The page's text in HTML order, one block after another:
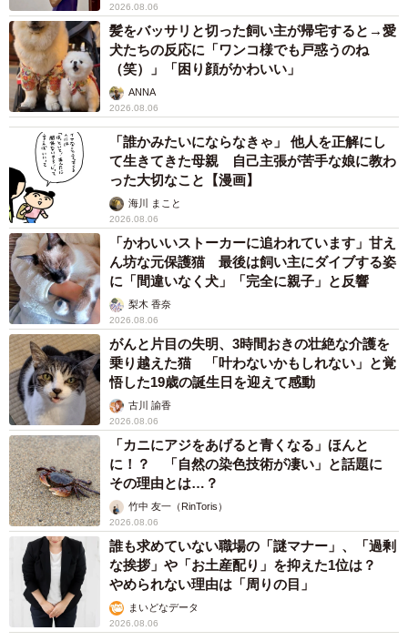
2026.08.06
髪をバッサリと切った飼い主が帰宅すると→愛
犬たちの反応に「ワンコ様でも戸惑うのね
（笑）」「困り顔がかわいい」
ANNA
2026.08.06
「誰かみたいにならなきゃ」 他人を正解にし
て生きてきた母親 自己主張が苦手な娘に教わ
った大切なこと【漫画】
海川 まこと
2026.08.06
「かわいいストーカーに追われています」甘え
ん坊な元保護猫 最後は飼い主にダイブする姿
に「間違いなく犬」「完全に親子」と反響
梨木 香奈
2026.08.06
がんと片目の失明、3時間おきの壮絶な介護を
乗り越えた猫 「叶わないかもしれない」と覚
悟した19歳の誕生日を迎えて感動
古川 諭香
2026.08.06
「カニにアジをあげると青くなる」ほんと
に！？ 「自然の染色技術が凄い」と話題に
その理由とは…？
竹中 友一（RinToris）
2026.08.06
誰も求めていない職場の「謎マナー」、「過剰
な挨拶」や「お土産配り」を抑えた1位は？
やめられない理由は「周りの目」
まいどなデータ
2026.08.06